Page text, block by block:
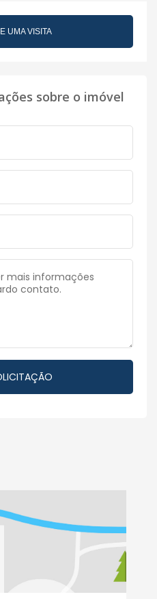
UMA VISITA
sobre o imóvel